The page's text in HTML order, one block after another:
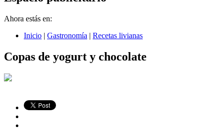
Ahora estás en:
Inicio | Gastronomía | Recetas livianas
Copas de yogurt y chocolate